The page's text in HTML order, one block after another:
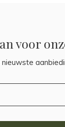
voor